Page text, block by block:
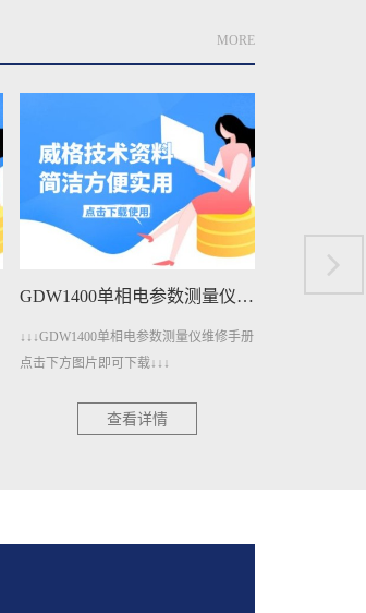
MORE
GDW1206A直流电参数测量仪维修手册下载
↓↓↓GDW1206A直流电参数测量仪维修手
册点击下方图片即可下载↓↓↓
查看详情